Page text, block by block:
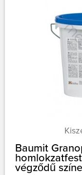
Baumit
végződű